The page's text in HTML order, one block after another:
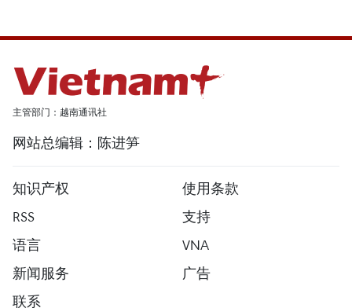
主管部门：越南通讯社
网站总编辑：陈进笋
知识产权
使用条款
RSS
支持
语言
VNA
新闻服务
广告
联系